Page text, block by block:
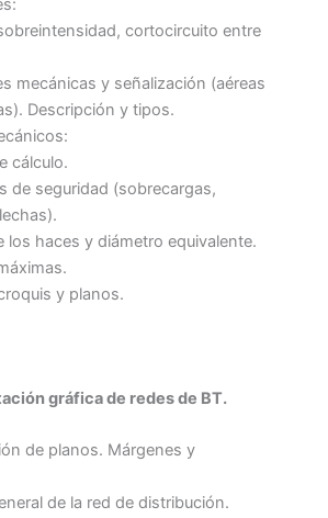
cortocircuito entre
mecánicas y señalización (aéreas
Descripción y tipos.
cálculo.
de seguridad (sobrecargas,
los haces y diámetro equivalente.
y planos.
gráfica de redes de BT.
de planos. Márgenes y
de la red de distribución.